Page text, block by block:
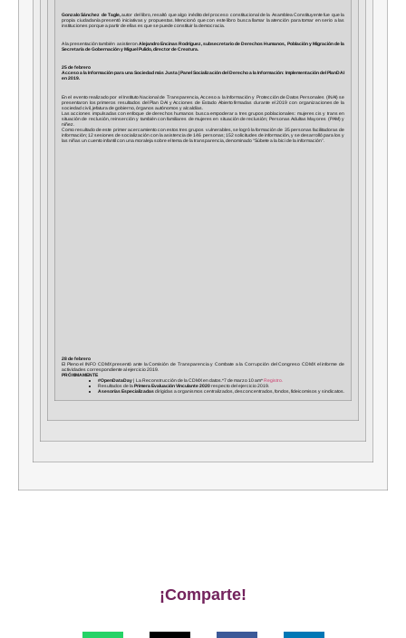
Gonzalo Sánchez de Tagle, autor del libro, resaltó que algo inédito del proceso constitucional de la Asamblea Constituyente fue que la
propia ciudadanía presentó iniciativas y propuestas. Mencionó que con este libro busca llamar la atención para tomar en serio a las
instituciones porque a partir de ellas es que se puede constituir la democracia.
A la presentación también asistieronAlejandro Encinas Rodríguez, subsecretario de Derechos Humanos, Población y Migración de la
Secretaría de Gobernación y Miguel Pulido, director de Creatura.
25 de febrero
Acceso a la Información para una Sociedad más Justa |Panel Socialización del Derecho a la Información: Implementación del PlanDAI
en 2019.
En el evento realizado por el Instituto Nacional de Transparencia, Acceso a la Información y Protección de Datos Personales (INAI) se
presentaron los primeros resultados del Plan DAI y Acciones de Estado Abiertofirmadas durante el 2019 con organizaciones de la
sociedad civil, jefatura de gobierno, órganos autónomos y alcaldías.
Las acciones impulsadas con enfoque de derechos humanos busca empoderar a tres grupos poblacionales: mujeres cis y trans en
situación de reclusión, reinserción y también con familiares de mujeres en situación de reclusión; Personas Adultas Mayores (PAM) y
niñez.
Como resultado de este primer acercamiento con estos tres grupos vulnerables, se logró la formación de 35 personas facilitadoras de
información; 12 sesiones de socialización con la asistencia de 146 personas; 152 solicitudes de información, y se desarrolló para los y
las niñas un cuento infantil con una moraleja sobre el tema de la transparencia, denominado “Súbete a la bici de la información”.
28 de febrero
El Pleno el INFO CDMX presentó ante la Comisión de Transparencia y Combate a la Corrupción del Congreso CDMX el informe de
actividades correspondiente al ejercicio 2019.
PRÓXIMAMENTE
#OpenDataDay| La Reconstrucción de la CDMX en datos.*7 de marzo 10 am*Registro.
Resultados de laPrimera Evaluación Vinculante 2020respecto del ejercicio 2019.
Asesorías Especializadasdirigidas a organismos centralizados, desconcentrados, fondos, fideicomisos y sindicatos.
¡Comparte!